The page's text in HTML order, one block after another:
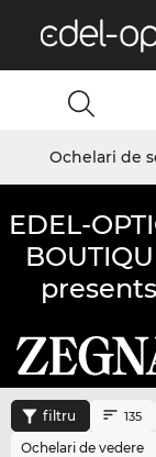
Ochelari de
EDEL-
presents
filtru 135
Ochelari de vedere